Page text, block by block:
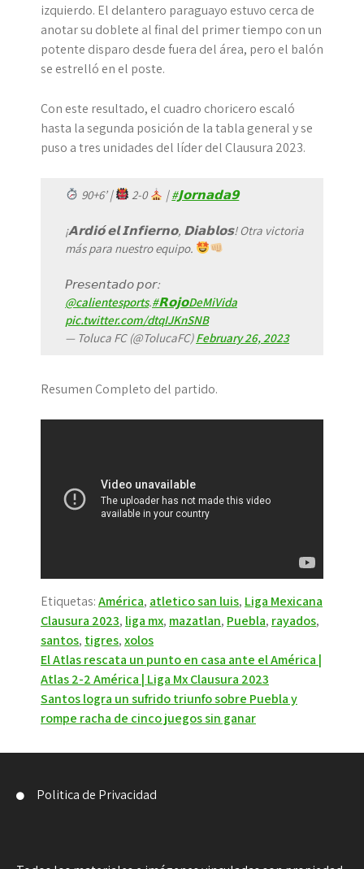
izquierdo. El delantero paraguayo estuvo cerca de
anotar su doblete al final del primer tiempo con un
potente disparo desde fuera del área, pero el balón
se estrelló en el poste.
Con este resultado, el cuadro choricero escaló
hasta la segunda posición de la tabla general y se
puso a tres unidades del líder del Clausura 2023.
90+6’ | 2-0 |#𝗝𝗼𝗿𝗻𝗮𝗱𝗮𝟵
¡𝗔𝗿𝗱𝗶𝗼́ 𝗲𝗹 𝗜𝗻𝗳𝗶𝗲𝗿𝗻𝗼, 𝗗𝗶𝗮𝗯𝗹𝗼𝘀! Otra victoria
más para nuestro equipo.
𝘗𝘳𝘦𝘴𝘦𝘯𝘵𝘢𝘥𝘰 𝘱𝘰𝘳:
@calientesports.#𝗥𝗼𝗷𝗼DeMiVida
pic.twitter.com/dtqIJKnSNB
— Toluca FC (@TolucaFC)February 26, 2023
Resumen Completo del partido.
Etiquetas:América, atletico san luis, Liga Mexicana
Clausura 2023, liga mx, mazatlan, Puebla, rayados,
santos, tigres,xolos
Navegación
de
entradas
El Atlas rescata un punto en casa ante el América |
Atlas 2-2 América | Liga Mx Clausura 2023
Santos logra un sufrido triunfo sobre Puebla y
rompe racha de cinco juegos sin ganar
Politica de Privacidad